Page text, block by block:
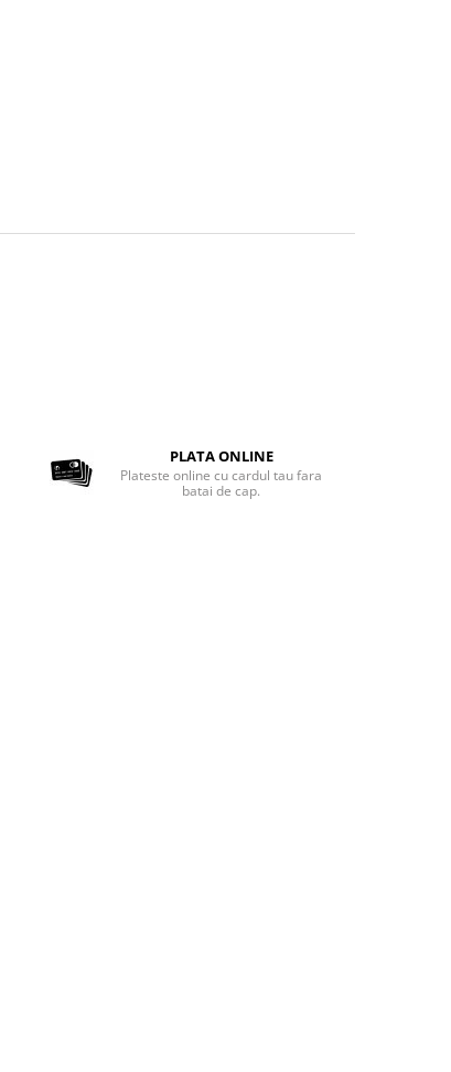
PLATA ONLINE
Plateste online cu cardul tau fara
batai de cap.